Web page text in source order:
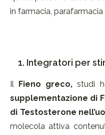
in farmacia,
1. Integratori per
Il Fieno greco,studi
supplementazione di
di Testosterone
molecola attiva